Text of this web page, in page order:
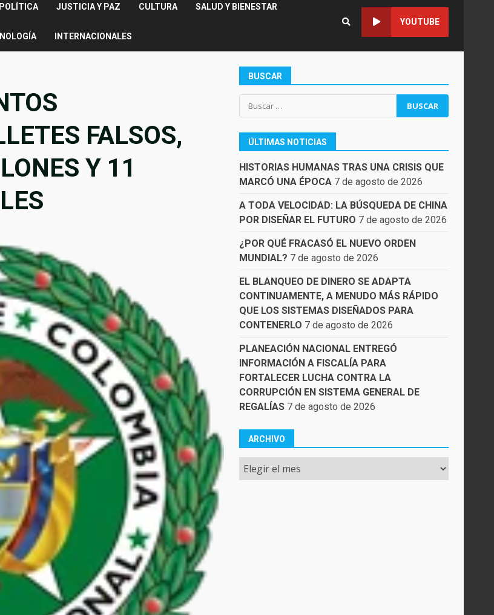
POLÍTICA JUSTICIA Y PAZ CULTURA SALUD Y BIENESTAR
INTERNACIONALES
YOUTUBE
FALSOS,
Y 11
BUSCAR
Buscar:
ÚLTIMAS NOTICIAS
HISTORIAS HUMANAS TRAS UNA CRISIS QUE
MARCÓ UNA ÉPOCA 7 de agosto de 2026
A TODA VELOCIDAD: LA BÚSQUEDA DE CHINA
POR DISEÑAR EL FUTURO 7 de agosto de 2026
¿POR QUÉ FRACASÓ EL NUEVO ORDEN
MUNDIAL? 7 de agosto de 2026
EL BLANQUEO DE DINERO SE ADAPTA
CONTINUAMENTE, A MENUDO MÁS RÁPIDO
QUE LOS SISTEMAS DISEÑADOS PARA
CONTENERLO 7 de agosto de 2026
PLANEACIÓN NACIONAL ENTREGÓ
INFORMACIÓN A FISCALÍA PARA
FORTALECER LUCHA CONTRA LA
CORRUPCIÓN EN SISTEMA GENERAL DE
REGALÍAS 7 de agosto de 2026
ARCHIVO
Archivo